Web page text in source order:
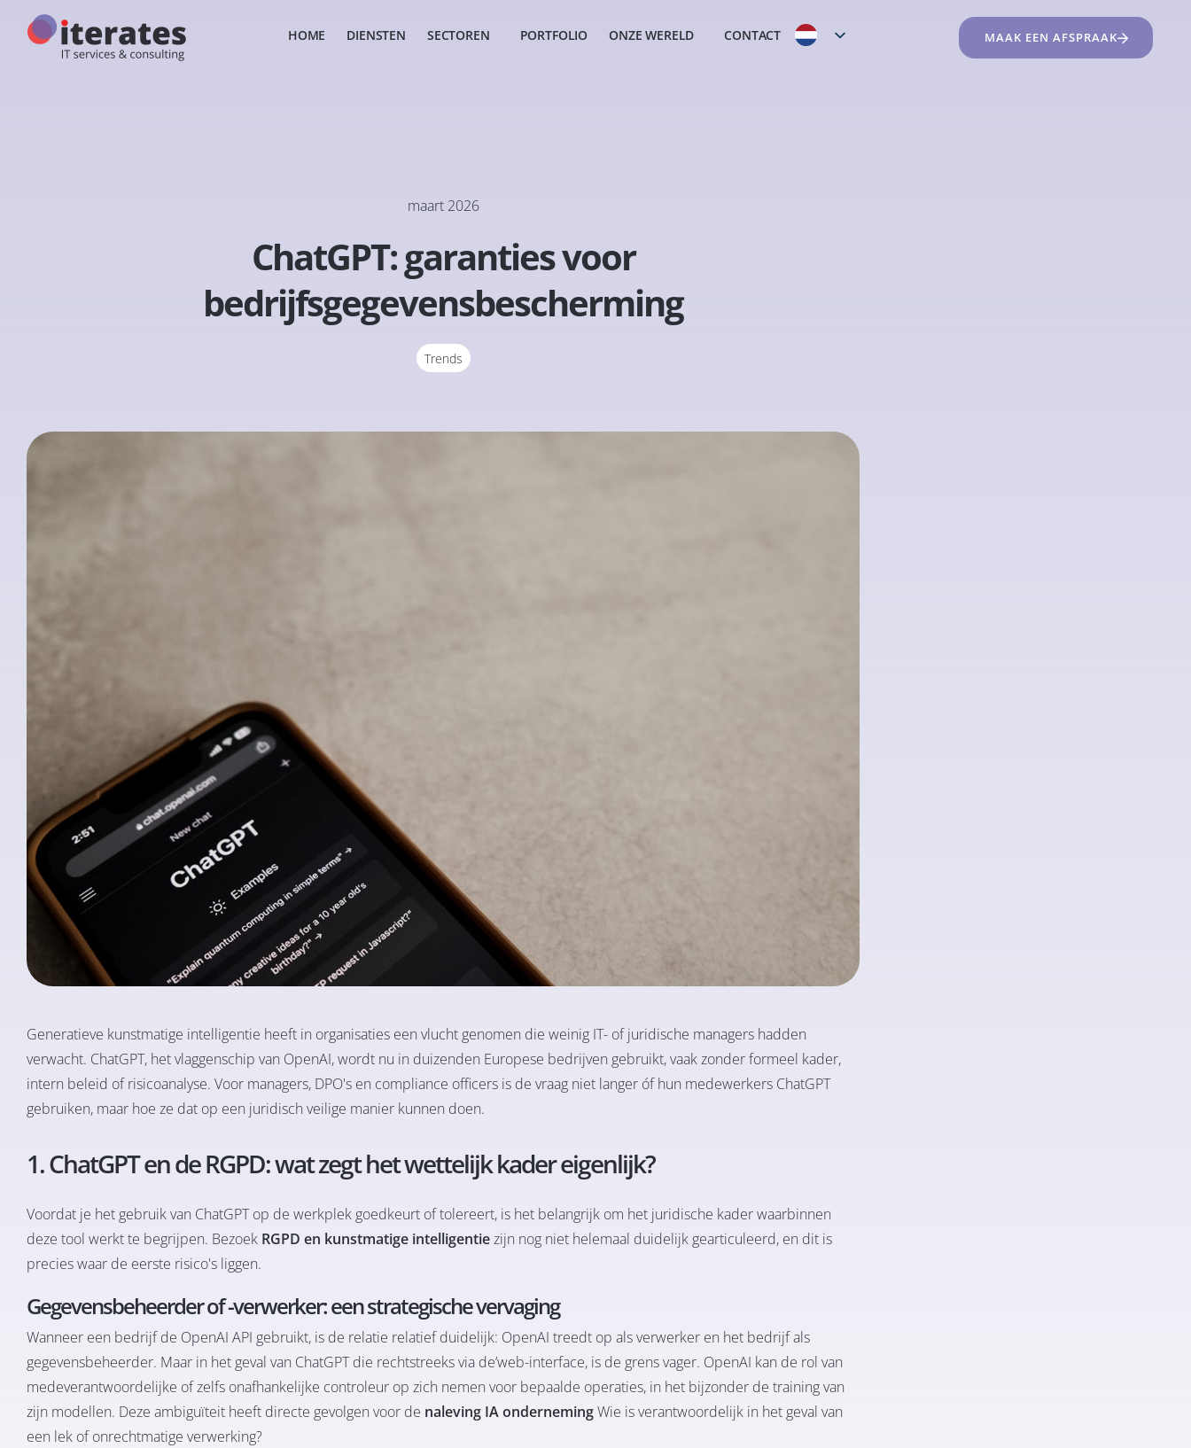
HOME DIENSTEN SECTOREN PORTFOLIO ONZE WERELD CONTACT MAAK EEN AFSPRAAK
maart 2026
ChatGPT: garanties voor
bedrijfsgegevensbescherming
Trends
Generatieve kunstmatige intelligentie heeft in organisaties een vlucht genomen die weinig IT- of juridische managers hadden
verwacht. ChatGPT, het vlaggenschip van OpenAI, wordt nu in duizenden Europese bedrijven gebruikt, vaak zonder formeel kader,
intern beleid of risicoanalyse. Voor managers, DPO's en compliance officers is de vraag niet langer óf hun medewerkers ChatGPT
gebruiken, maar hoe ze dat op een juridisch veilige manier kunnen doen.
1. ChatGPT en de RGPD: wat zegt het wettelijk kader eigenlijk?
Voordat je het gebruik van ChatGPT op de werkplek goedkeurt of tolereert, is het belangrijk om het juridische kader waarbinnen
deze tool werkt te begrijpen. Bezoek RGPD en kunstmatige intelligentiezijn nog niet helemaal duidelijk gearticuleerd, en dit is
precies waar de eerste risico's liggen.
Gegevensbeheerder of -verwerker: een strategische vervaging
Wanneer een bedrijf de OpenAI API gebruikt, is de relatie relatief duidelijk: OpenAI treedt op als verwerker en het bedrijf als
gegevensbeheerder. Maar in het geval van ChatGPT die rechtstreeks via de’web-interface, is de grens vager. OpenAI kan de rol van
medeverantwoordelijke of zelfs onafhankelijke controleur op zich nemen voor bepaalde operaties, in het bijzonder de training van
zijn modellen. Deze ambiguïteit heeft directe gevolgen voor de naleving IA ondernemingWie is verantwoordelijk in het geval van
een lek of onrechtmatige verwerking?